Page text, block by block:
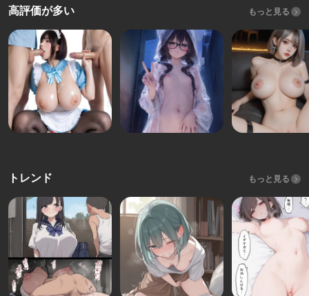
高評価が多い もっと見る
トレンド もっと見る